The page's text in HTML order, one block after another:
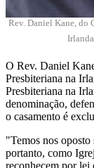
Rev. Daniel Kane, do
O Rev. Daniel
Presbiteriana na
Presbiteriana na
denominação,
o casamento é
"Temos nos oposto
portanto, como